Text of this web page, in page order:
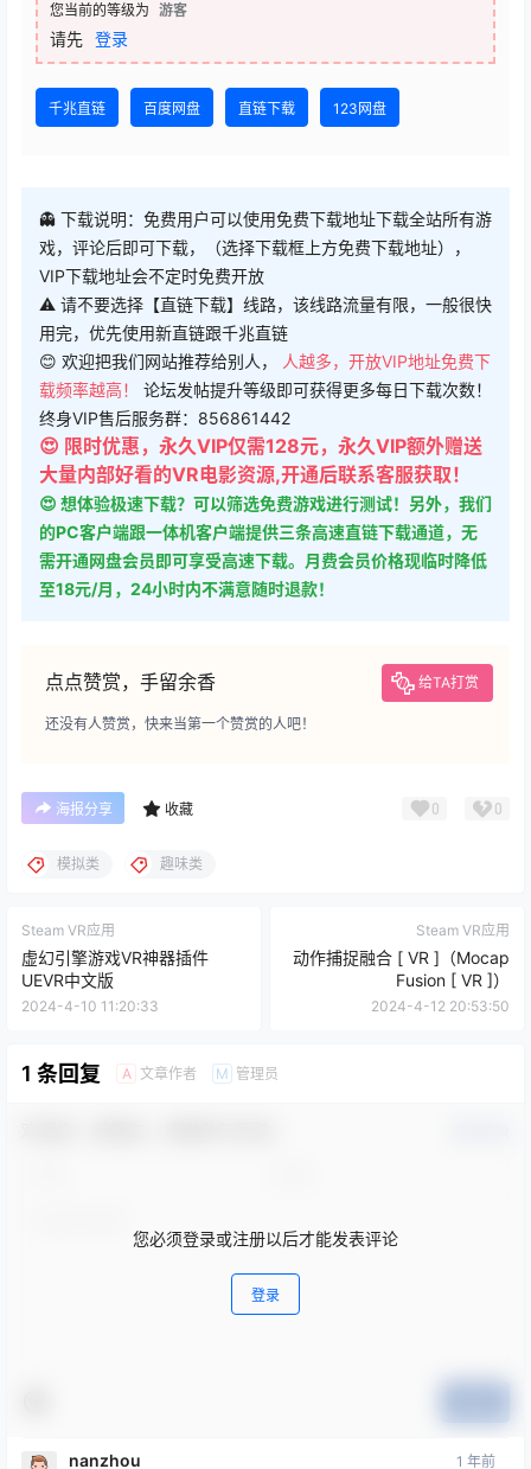
您当前的等级为 游客
请先 登录
千兆直链 百度网盘 直链下载 123网盘
👻 下载说明：免费用户可以使用免费下载地址下载全站所有游
戏，评论后即可下载，（选择下载框上方免费下载地址），
VIP下载地址会不定时免费开放
⚠ 请不要选择【直链下载】线路，该线路流量有限，一般很快
用完，优先使用新直链跟千兆直链
😊 欢迎把我们网站推荐给别人， 人越多，开放VIP地址免费下
载频率越高！ 论坛发帖提升等级即可获得更多每日下载次数！
终身VIP售后服务群：856861442
😍 限时优惠，永久VIP仅需128元，永久VIP额外赠送
大量内部好看的VR电影资源,开通后联系客服获取！
😍 想体验极速下载？可以筛选免费游戏进行测试！另外，我们
的PC客户端跟一体机客户端提供三条高速直链下载通道，无
需开通网盘会员即可享受高速下载。月费会员价格现临时降低
至18元/月，24小时内不满意随时退款！
点点赞赏，手留余香 给TA打赏
还没有人赞赏，快来当第一个赞赏的人吧！
海报分享 收藏 0 0
模拟类 趣味类
Steam VR应用
虚幻引擎游戏VR神器插件
UEVR中文版
2024-4-10 11:20:33
Steam VR应用
动作捕捉融合 [ VR ]（Mocap
Fusion [ VR ]）
2024-4-12 20:53:50
1 条回复 A 文章作者 M 管理员
您必须登录或注册以后才能发表评论
登录
nanzhou 1 年前